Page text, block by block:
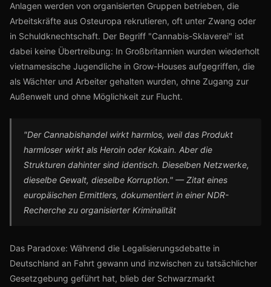
Anlagen werden von organisierten Gruppen betrieben, die
Arbeitskräfte aus Osteuropa rekrutieren, oft unter Zwang oder
in Schuldknechtschaft. Der Begriff "Cannabis-Sklaverei" ist
dabei keine Übertreibung: In Großbritannien wurden wiederholt
vietnamesische Jugendliche in Grow-Houses aufgegriffen, die
als Wächter und Arbeiter gehalten wurden, ohne Zugang zur
Außenwelt und ohne Möglichkeit zur Flucht.
"Der Cannabishandel wirkt harmlos, weil das Produkt
harmloser wirkt als Heroin oder Kokain. Aber die
Strukturen dahinter sind identisch. Dieselben Netzwerke,
dieselbe Gewalt, dieselbe Korruption." — Zitat eines
europäischen Ermittlers, dokumentiert in einer NDR-
Recherche zu organisierter Kriminalität
Das Paradoxe: Während die Legalisierungsdebatte in
Deutschland an Fahrt gewann und inzwischen zu tatsächlicher
Gesetzgebung geführt hat, blieb der Schwarzmarkt